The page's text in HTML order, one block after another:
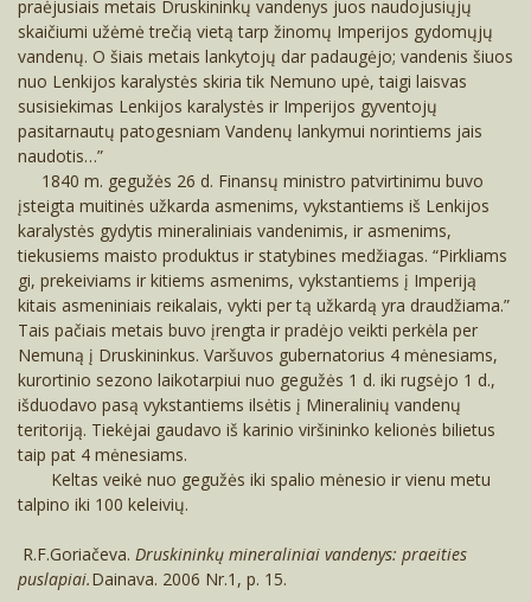
Pirmasis reklaminis straipsnis apie gydymą
Druskininkuose
Muitinės užkardos ir perkėlos įsteigimas
XIX a. susiekimas ir transportas
Pirmasis viešasis transportas
Paštas Druskininkuose
Druskininkams suteiktas miestelio statusas
Telefonų tinklo įvedimas
Elektros apšvietimo įvedimas
Pušų spyglių ekstrakto gamyba
Ratnyčios pakrantės
Eliza Ožeškienė (1842-1910)
Žakas Lipšicas (1891-1973)
Steponas Kolupaila (1892-1964)
Justinas Marcinkevičius (1930-2011)
Carinis laikotarpis (XIX a.pab. – XX a.pr.)
Druskonio ežeras
Vila „Linksma“
Kitos vilos, pensionatai, svečių namai ir
viešbučiai
Nemunas
Ratnyčėlė
Gydyklų parkas
Druskininkų gatvės
Druskininkų šventyklos
Tarpukaris
Druskonio ežeras
Vila „Linksma“
Kitos vilos, pensionatai, svečių namai ir
viešbučiai
Nemunas
Ratnyčėlė
Gydyklų parkas
Druskininkų gatvės
II Pasaulinis karas
Tarybinis laikotarpis
Šių dienų atvirukai
Fotografijos
Carinis laikotarpis
Tarpukaris
II Pasaulinis karas
Tarybinis laikotarpis
Laikraščiai ir žurnalai
Carinis laikotarpis
Tarpukaris 1920-1939
II Pasaulinis karas 1939-1945
praėjusiais metais Druskininkų vandenys juos naudojusiųjų
skaičiumi užėmė trečią vietą tarp žinomų Imperijos gydomųjų
vandenų. O šiais metais lankytojų dar padaugėjo; vandenis šiuos
nuo Lenkijos karalystės skiria tik Nemuno upė, taigi laisvas
susisiekimas Lenkijos karalystės ir Imperijos gyventojų
pasitarnautų patogesniam Vandenų lankymui norintiems jais
naudotis…”
1840 m. gegužės 26 d. Finansų ministro patvirtinimu buvo
įsteigta muitinės užkarda asmenims, vykstantiems iš Lenkijos
karalystės gydytis mineraliniais vandenimis, ir asmenims,
tiekusiems maisto produktus ir statybines medžiagas. “Pirkliams
gi, prekeiviams ir kitiems asmenims, vykstantiems į Imperiją
kitais asmeniniais reikalais, vykti per tą užkardą yra draudžiama.”
Tais pačiais metais buvo įrengta ir pradėjo veikti perkėla per
Nemuną į Druskininkus. Varšuvos gubernatorius 4 mėnesiams,
kurortinio sezono laikotarpiui nuo gegužės 1 d. iki rugsėjo 1 d.,
išduodavo pasą vykstantiems ilsėtis į Mineralinių vandenų
teritoriją. Tiekėjai gaudavo iš karinio viršininko kelionės bilietus
taip pat 4 mėnesiams.
Keltas veikė nuo gegužės iki spalio mėnesio ir vienu metu
talpino iki 100 keleivių.
R.F.Goriačeva. Druskininkų mineraliniai vandenys: praeities
puslapiai.Dainava. 2006 Nr.1, p. 15.